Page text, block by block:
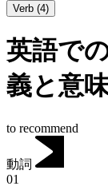
Verb (4)
英語で
義と意
to recommend
動詞
01